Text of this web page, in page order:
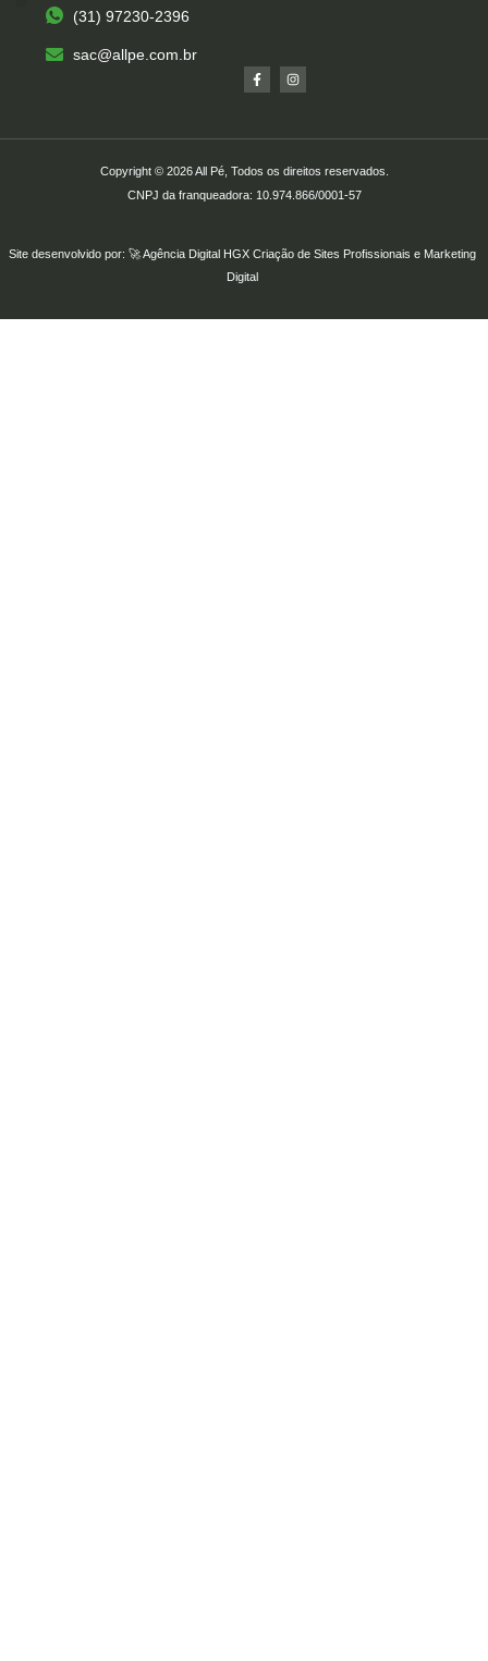
(31) 97230-2396
sac@allpe.com.br
Copyright © 2026 All Pé, Todos os direitos reservados.
CNPJ da franqueadora: 10.974.866/0001-57
Site desenvolvido por: 🚀Agência Digital HGXCriação de Sites Profissionaise Marketing
Digital